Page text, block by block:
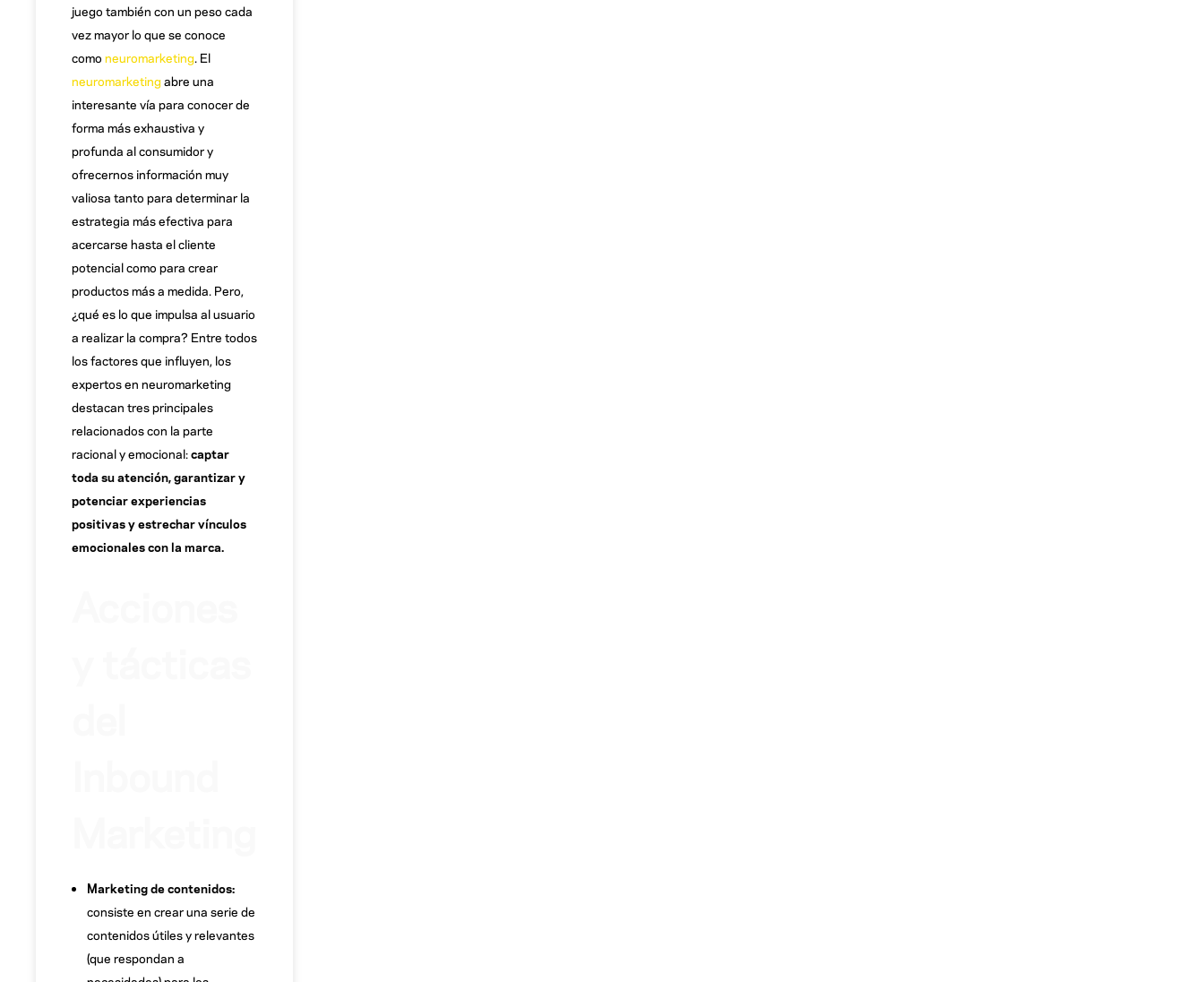
juego también con un peso cada
vez mayor lo que se conoce
como neuromarketing. El
neuromarketingabre una
interesante vía para conocer de
forma más exhaustiva y
profunda al consumidor y
ofrecernos información muy
valiosa tanto para determinar la
estrategia más efectiva para
acercarse hasta el cliente
potencial como para crear
productos más a medida. Pero,
¿qué es lo que impulsa al usuario
a realizar la compra? Entre todos
los factores que influyen, los
expertos en neuromarketing
destacan tres principales
relacionados con la parte
racional y emocional:captar
toda su atención, garantizar y
potenciar experiencias
positivas y estrechar vínculos
emocionales con la marca.
Marketing de contenidos:
consiste en crear una serie de
contenidos útiles y relevantes
(que respondan a